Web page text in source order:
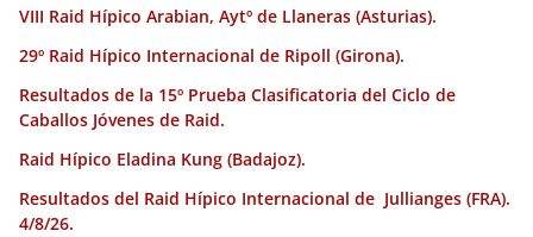
VIII Raid Hípico Arabian, Aytº de Llaneras (Asturias).
29º Raid Hípico Internacional de Ripoll (Girona).
Resultados de la 15º Prueba Clasificatoria del Ciclo de
Caballos Jóvenes de Raid.
Raid Hípico Eladina Kung (Badajoz).
Resultados del Raid Hípico Internacional de Jullianges (FRA).
4/8/26.